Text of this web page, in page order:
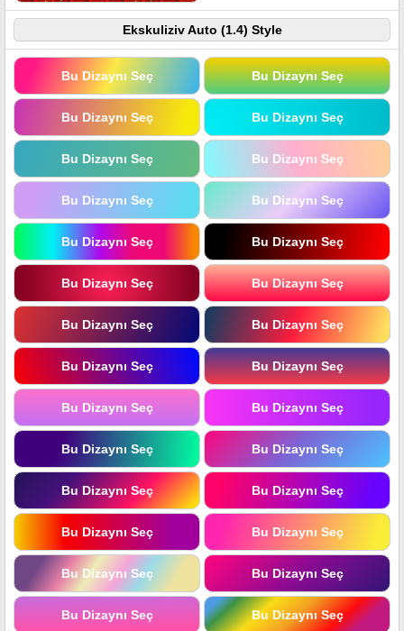
Ekskuliziv Auto (1.4) Style
Bu Dizaynı Seç Bu Dizaynı Seç
Bu Dizaynı Seç Bu Dizaynı Seç
Bu Dizaynı Seç Bu Dizaynı Seç
Bu Dizaynı Seç Bu Dizaynı Seç
Bu Dizaynı Seç Bu Dizaynı Seç
Bu Dizaynı Seç Bu Dizaynı Seç
Bu Dizaynı Seç Bu Dizaynı Seç
Bu Dizaynı Seç Bu Dizaynı Seç
Bu Dizaynı Seç Bu Dizaynı Seç
Bu Dizaynı Seç Bu Dizaynı Seç
Bu Dizaynı Seç Bu Dizaynı Seç
Bu Dizaynı Seç Bu Dizaynı Seç
Bu Dizaynı Seç Bu Dizaynı Seç
Bu Dizaynı Seç Bu Dizaynı Seç